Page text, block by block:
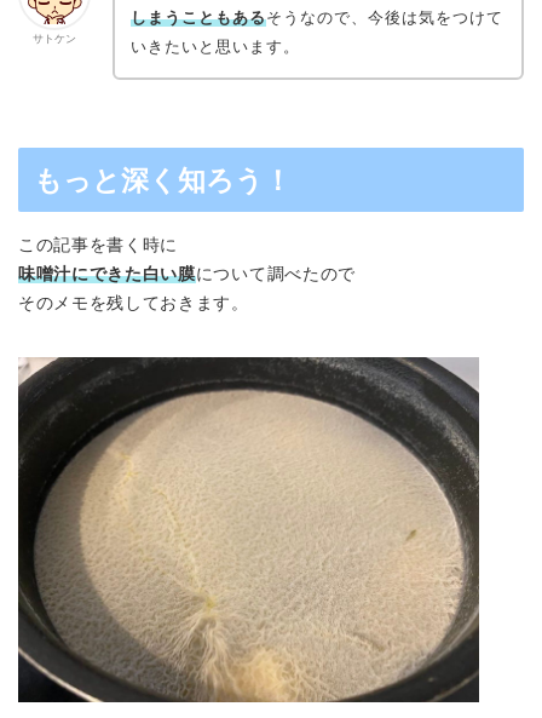
サトケン
しまうこともあるそうなので、今後は気をつけて
いきたいと思います。
もっと深く知ろう！
この記事を書く時に
味噌汁にできた白い膜について調べたので
そのメモを残しておきます。